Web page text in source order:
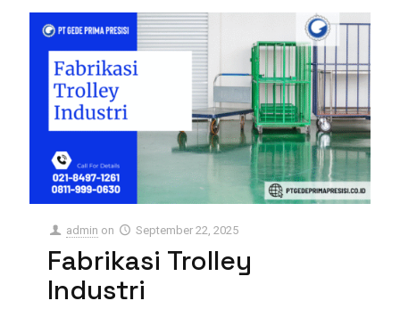
admin on September 22, 2025
Fabrikasi Trolley
Industri